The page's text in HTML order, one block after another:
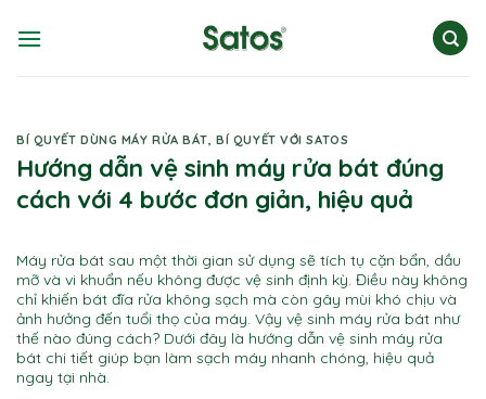
BÍ QUYẾT DÙNG MÁY RỬA BÁT,BÍ QUYẾT VỚI SATOS
Hướng dẫn vệ sinh máy rửa bát đúng
cách với 4 bước đơn giản, hiệu quả
Máy rửa bát sau một thời gian sử dụng sẽ tích tụ cặn bẩn, dầu
mỡ và vi khuẩn nếu không được vệ sinh định kỳ. Điều này không
chỉ khiến bát đĩa rửa không sạch mà còn gây mùi khó chịu và
ảnh hưởng đến tuổi thọ của máy. Vậy vệ sinh máy rửa bát như
thế nào đúng cách? Dưới đây là hướng dẫn vệ sinh máy rửa
bát chi tiết giúp bạn làm sạch máy nhanh chóng, hiệu quả
ngay tại nhà.